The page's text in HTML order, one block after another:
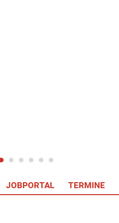
JOBPORTAL TERMINE